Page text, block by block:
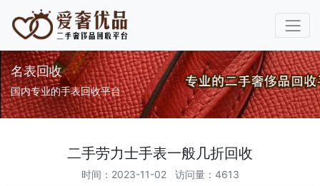
名表回收
国内专业的手表回收平台
二手劳力士手表一般几折回收
时间：2023-11-02 访问量：4613